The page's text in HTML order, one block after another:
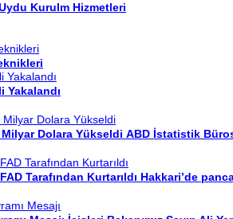
Kurulm Hizmetleri
Yakalandı
Milyar Dolara Yükseldi ABD İstatistik
Tarafından Kurtarıldı Hakkari’de